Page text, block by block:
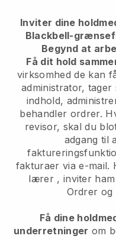
Inviter dine
Blackbell-
Begynd at
Få dit hold
virksomhed de kan
administrator,
indhold,
behandler ordrer.
revisor, skal du
adgang til
fakturaer via e-mail.
lærer, inviter ham
Ordrer og
Få dine
underretninger om